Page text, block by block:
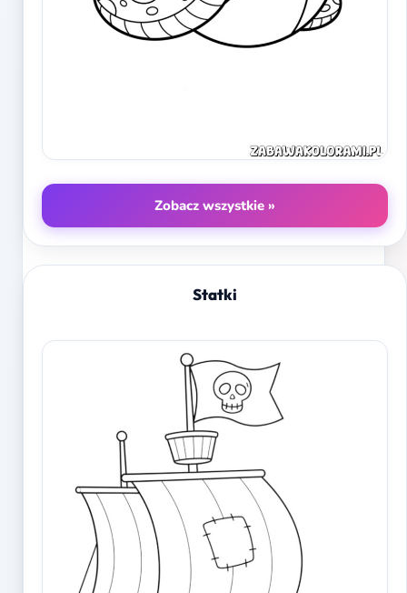
Zobacz wszystkie »
Statki